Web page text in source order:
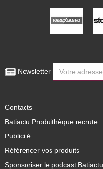
Newsletter
Contacts
Batiactu Produithèque recrute
Publicité
Référencer vos produits
Sponsoriser le podcast Batiactu